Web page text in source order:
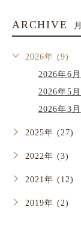
ARCHIVE
2026年 (9)
2026年6
2026年5
2026年3
2025年 (27)
2022年 (3)
2021年 (12)
2019年 (2)